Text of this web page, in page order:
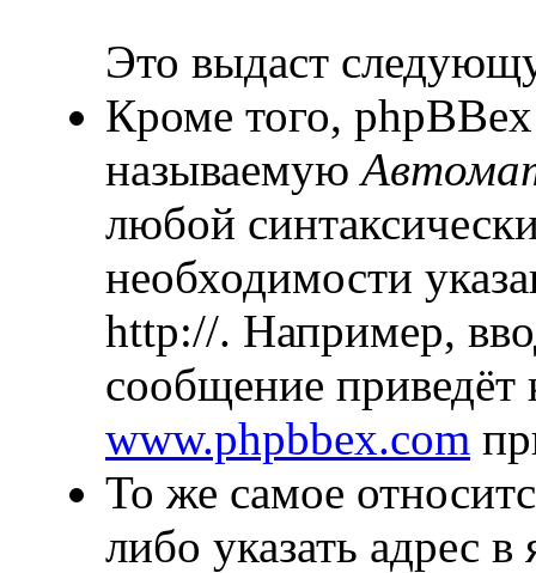
Это выдаст
Кроме того,
называемую
любой
необходимости
http://. Например,
сообщение приведёт
www.phpbbex.com
То же самое
либо указать адрес